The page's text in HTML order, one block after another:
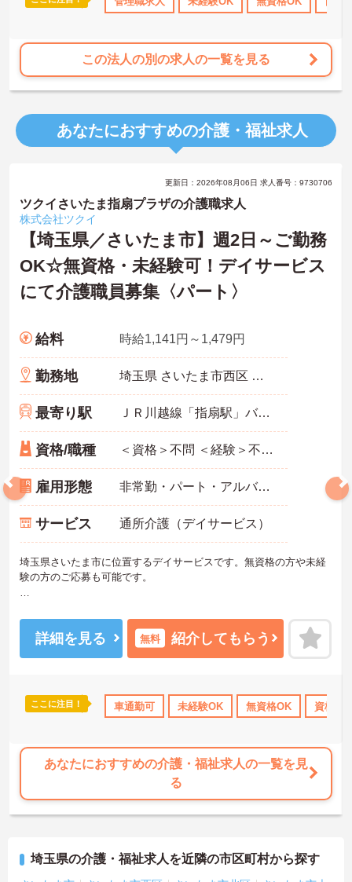
この法人の別の求人の一覧を見る
あなたにおすすめの介護・福祉求人
研修制度あり ボーナス・賞与あり 社会保険完備 退職金制
更新日：2026年08月06日 求人番号：9730706
ツクイさいたま指扇プラザの介護職求人
株式会社ツクイ
【埼玉県／さいたま市】週2日～ご勤務
OK☆無資格・未経験可！デイサービス
にて介護職員募集〈パート〉
給料 時給1,141円～1,479円
勤務地 埼玉県 さいたま市西区 プラザ103-9
最寄り駅 ＪＲ川越線「指扇駅」バス・車5分
資格/職種 ＜資格＞不問 ＜経験＞不問 ※無資格者:入社半年以内に会社負担で認知症介護基礎研修受講
雇用形態 非常勤・パート・アルバイト
サービス 通所介護（デイサービス）
埼玉県さいたま市に位置するデイサービスです。無資格の方や未経
験の方のご応募も可能です。
います。
週2日からのご勤務が可能なので、ご自身の生活スタイルに合わせて
ご興味のある方には、面接対策ポイントなど、さらに詳細をお話し
いたしますのでお気軽にご相談ください！
詳細を見る 無料 紹介してもらう
ここに注目！ 車通勤可 未経験OK 無資格OK 資格取
あなたにおすすめの介護・福祉求人の一覧を見
る
埼玉県の介護・福祉求人を近隣の市区町村から探す